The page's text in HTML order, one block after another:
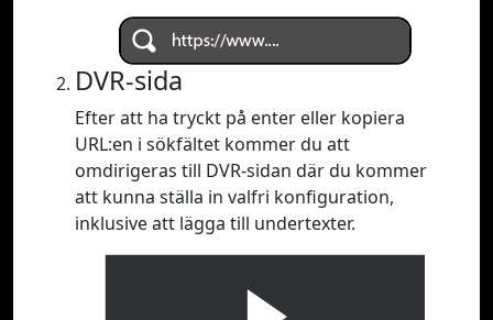
DVR-sida
Efter att ha tryckt på enter eller kopiera
URL:en i sökfältet kommer du att
omdirigeras till DVR-sidan där du kommer
att kunna ställa in valfri konfiguration,
inklusive att lägga till undertexter.